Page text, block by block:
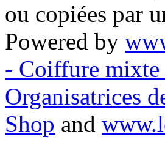
ou copiées par
Powered by
- Coiffure mixte
Organisatrices
Shop and